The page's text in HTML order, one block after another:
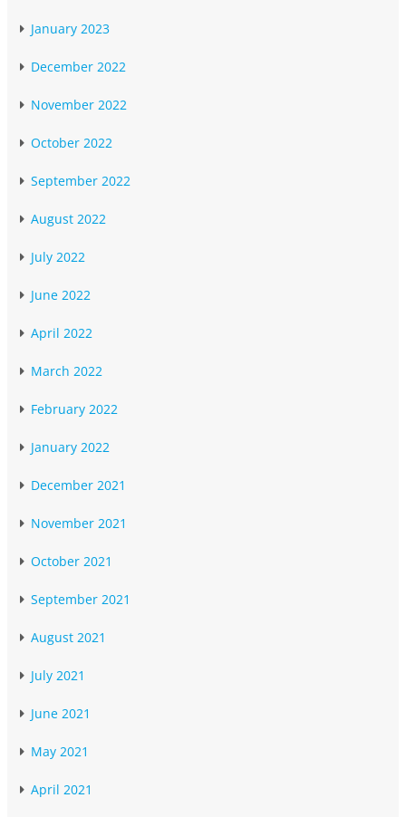
January 2023
December 2022
November 2022
October 2022
September 2022
August 2022
July 2022
June 2022
April 2022
March 2022
February 2022
January 2022
December 2021
November 2021
October 2021
September 2021
August 2021
July 2021
June 2021
May 2021
April 2021